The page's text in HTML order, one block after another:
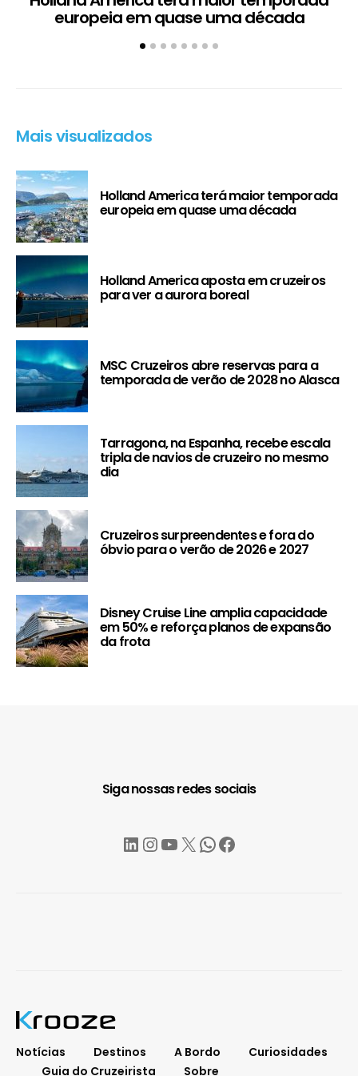
europeia em quase uma década
Mais visualizados
Holland America terá maior temporada
europeia em quase uma década
Holland America aposta em cruzeiros
para ver a aurora boreal
MSC Cruzeiros abre reservas para a
temporada de verão de 2028 no Alasca
Tarragona, na Espanha, recebe escala
tripla de navios de cruzeiro no mesmo
dia
Cruzeiros surpreendentes e fora do
óbvio para o verão de 2026 e 2027
Disney Cruise Line amplia capacidade
em 50% e reforça planos de expansão
da frota
Siga nossas redes sociais
LinkedIn
Instagram
YouTube
X WhatsApp
Facebook
Notícias Destinos A Bordo
Curiosidades
Guia do Cruzeirista
Sobre